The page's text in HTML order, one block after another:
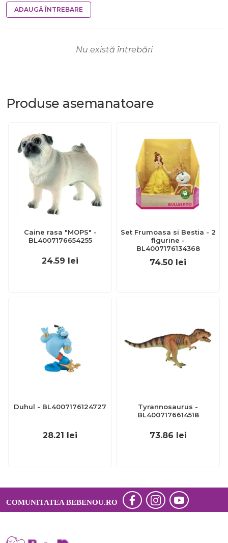
ADAUGĂ ÎNTREBARE
Nu există întrebări
Produse asemanatoare
Caine rasa "MOPS" -
BL4007176654255
24.59 lei
Set Frumoasa si Bestia - 2
figurine -
BL4007176134368
74.50 lei
Duhul - BL4007176124727
28.21 lei
Tyrannosaurus -
BL4007176614518
73.86 lei
COMUNITATEA BEBENOU.RO